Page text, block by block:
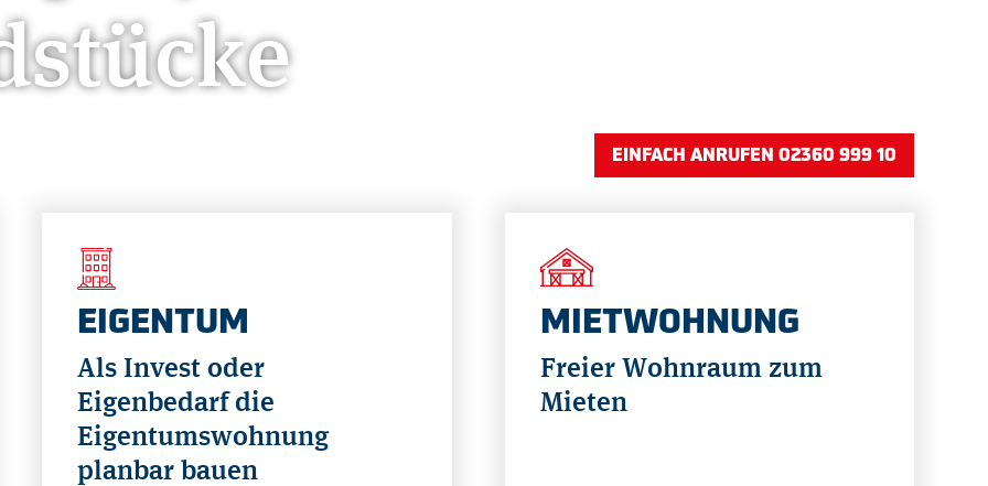
EINFACH ANRUFEN 02360 999 10
EIGENTUM
Als Invest oder
Eigenbedarf die
Eigentumswohnung
planbar bauen
MIETWOHNUNG
Freier Wohnraum zum
Mieten